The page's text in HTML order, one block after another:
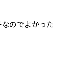
のでよかった